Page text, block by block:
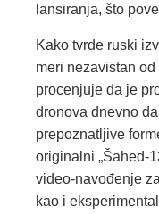
lansiranja, što
Kako tvrde ruski
meri nezavistan
procenjuje da je
dronova dnevno
prepoznatljive
originalni „Šahed-
video-navođenje
kao i